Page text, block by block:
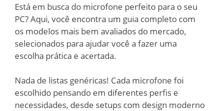
Está em busca do microfone perfeito para o seu
PC? Aqui, você encontra um guia completo com
os modelos mais bem avaliados do mercado,
selecionados para ajudar você a fazer uma
escolha prática e acertada.
Nada de listas genéricas! Cada microfone foi
escolhido pensando em diferentes perfis e
necessidades, desde setups com design moderno